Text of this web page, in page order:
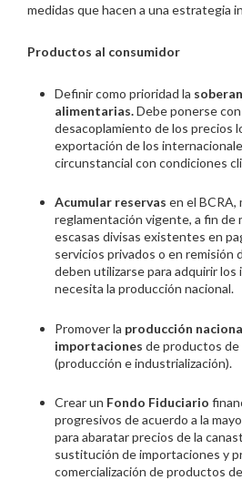
medidas que hacen a una estrategia
Productos al consumidor
Definir como prioridad la
alimentarias.Debe ponerse
desacoplamiento de los precios
exportación de los
circunstancial con condiciones
Acumular reservas en el BCRA,
reglamentación vigente, a fin de
escasas divisas existentes en
servicios privados o en remisión
deben utilizarse para adquirir los
necesita la producción nacional.
Promover la producción
importaciones de productos de
(producción e industrialización).
Crear un Fondo Fiduciario
progresivos de acuerdo a la
para abaratar precios de la
sustitución de importaciones y
comercialización de productos